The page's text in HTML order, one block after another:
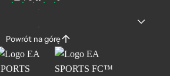
Powrót na górę